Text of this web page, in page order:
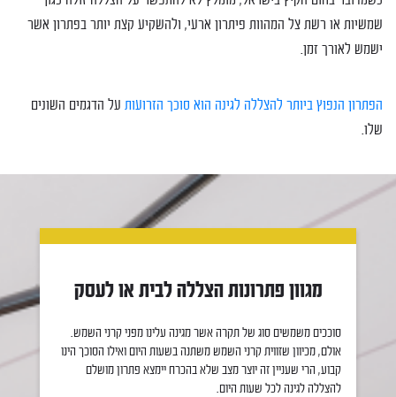
שמשיות או רשת צל המהוות פיתרון ארעי, ולהשקיע קצת יותר בפתרון אשר
ישמש לאורך זמן.
הפתרון הנפוץ ביותר להצללה לגינה הוא סוכך הזרועות על הדגמים השונים
שלו.
מגוון פתרונות הצללה לבית או לעסק
סוככים משמשים סוג של תקרה אשר מגינה עלינו מפני קרני השמש.
אולם, מכיוון שזווית קרני השמש משתנה בשעות היום ואילו הסוכך הינו
קבוע, הרי שעניין זה יוצר מצב שלא בהכרח יימצא פתרון מושלם
להצללה לגינה לכל שעות היום.